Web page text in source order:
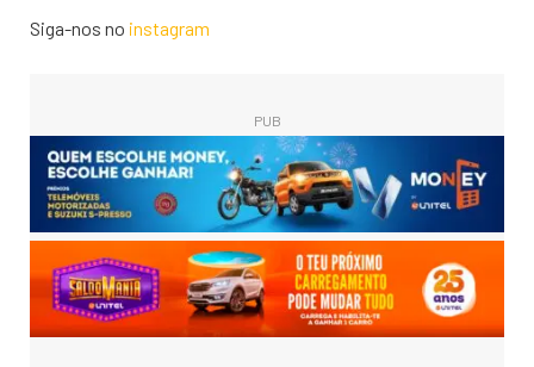
Siga-nos no instagram
PUB